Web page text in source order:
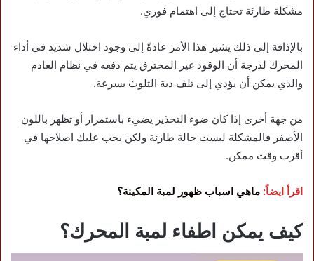
مشكلة طارئة تحتاج إلى اهتمام فوري.
بالإذافة إلى ذلك يشير هذا الأمر عادةً إلى وجود اختلال شديد في أداء
المحرك لدرجة أن الوقود غير المحترق يتم دفعه في نظام العادم
والذي يمكن أن يؤدي إلى تلف دبة التلوث بسرعة.
من جهة أخرى إذا كان ضوء التحذير يضيء باستمرار أو تظهر باللون
الأصفر فالمشكلة ليست حالة طارئة ولكن يجب عليك اصلاحها في
أقرب وقت ممكن.
اقرأ ايضاً: ماهي اسباب ظهور لمبة المكينة؟
كيف يمكن اطفاء لمبة المحرك؟